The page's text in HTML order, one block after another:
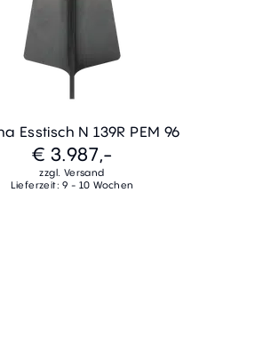
Esstisch N 139R PEM 96
€ 3.987,-
zzgl. Versand
Lieferzeit: 9 - 10 Wochen